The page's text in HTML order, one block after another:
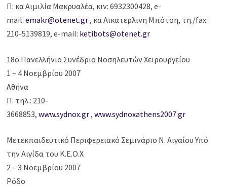
Π: κα Αιμιλία Μακρυαλέα, κιν: 6932300428, e-
mail:emakr@otenet.gr, κα Αικατερλινη Μπότση, τη./fax:
210-5139819, e-mail: ketibots@otenet.gr
18ο Πανελλήνιο Συνέδριο Νοσηλευτών Χειρουργείου
1 – 4 Νοεμβρίου 2007
Αθήνα
Π: τηλ.: 210-
3668853,www.sydnox.gr,www.sydnoxathens2007.gr
Μετεκπαιδευτικό Περιφερειακό Σεμινάριο Ν. Αιγαίου Υπό
την Αιγίδα του Κ.Ε.Ο.Χ
2 – 3 Νοεμβρίου 2007
Ρόδο